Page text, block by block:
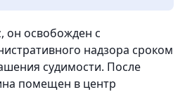
он освобожден с
надзора сроком
судимости. После
помещен в центр